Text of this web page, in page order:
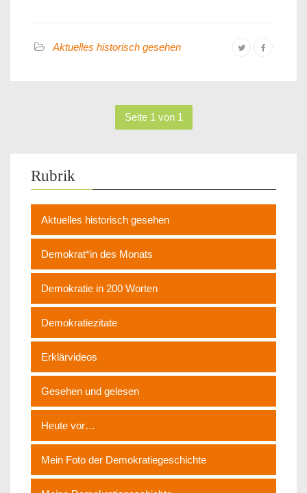
Aktuelles historisch gesehen
Seite 1 von 1
Rubrik
Aktuelles historisch gesehen
Demokrat*in des Monats
Demokratie in 200 Worten
Demokratiezitate
Erklärvideos
Gesehen und gelesen
Heute vor…
Mein Foto der Demokratiegeschichte